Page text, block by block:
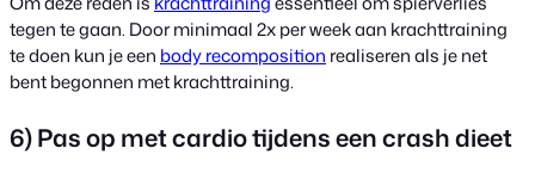
tegen te gaan. Door minimaal 2x per week aan krachttraining
te doen kun je een body recomposition realiseren als je net
bent begonnen met krachttraining.
6) Pas op met cardio tijdens een crash dieet